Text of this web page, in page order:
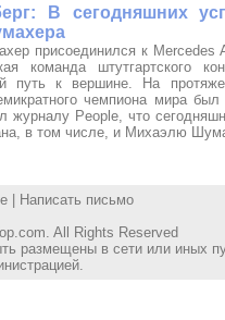
В сегодняшних
присоединился к Mercedes
команда штутгартского
путь к вершине. На
чемпиона мира был
журналу People, что
в том числе, и Михаэлю
Написать письмо
. All Rights Reserved
размещены в сети или иных